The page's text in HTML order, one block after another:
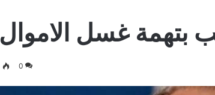
بتهمة غسل الاموال
0